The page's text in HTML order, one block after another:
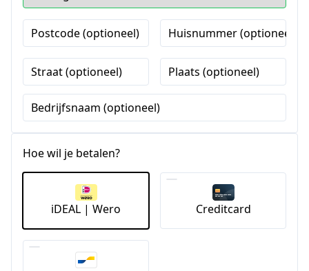
Postcode (optioneel) Huisnummer (optioneel)
Straat (optioneel) Plaats (optioneel)
Bedrijfsnaam (optioneel)
Hoe wil je betalen?
iDEAL | Wero Creditcard